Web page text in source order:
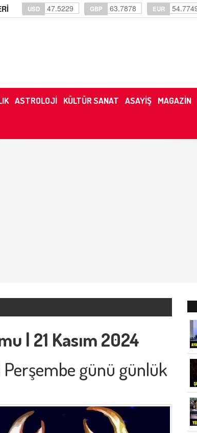
USD 47.5229 GBP 63.7878 EUR
ASTROLOJİ KÜLTÜR SANAT ASAYİŞ MAGAZİN
| 21 Kasım 2024
Perşembe günü günlük